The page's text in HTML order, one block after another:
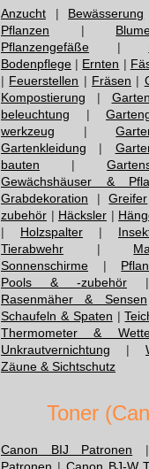
Anzucht | Bewässerung
Pflanzen |
Pflanzengefäße |
Bodenpflege | Ernten |
| Feuerstellen | Fräsen |
Kompostierung |
beleuchtung |
werkzeug |
Gartenkleidung |
bauten |
Gewächshäuser &
Grabdekoration |Greifer
zubehör | Häcksler |
| Holzspalter |
Tierabwehr |
Sonnenschirme |
Pools & -zubehör
Rasenmäher & Sensen
Schaufeln & Spaten |
Thermometer &
Unkrautvernichtung |
Zäune & Sichtschutz
Toner
Canon BIJ Patronen